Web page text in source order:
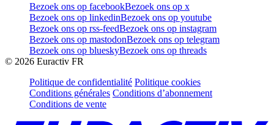
Bezoek ons op facebookBezoek ons op x
Bezoek ons op linkedinBezoek ons op youtube
Bezoek ons op rss-feedBezoek ons op instagram
Bezoek ons op mastodonBezoek ons op telegram
Bezoek ons op blueskyBezoek ons op threads
© 2026 Euractiv FR
Politique de confidentialité Politique cookies
Conditions générales Conditions d’abonnement
Conditions de vente